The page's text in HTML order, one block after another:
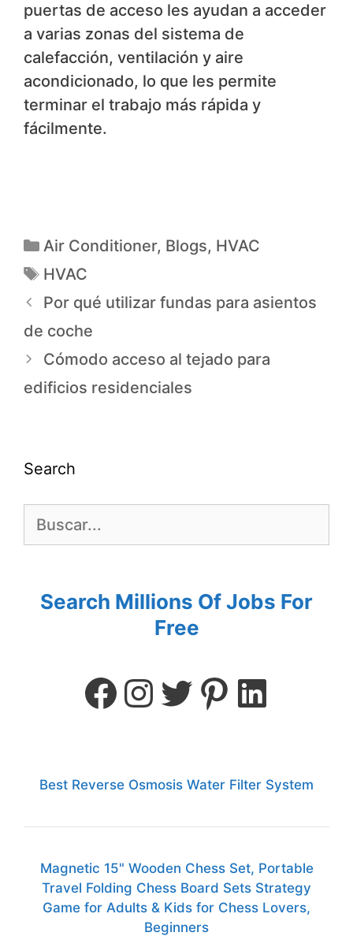
puertas de acceso les ayudan a acceder
a varias zonas del sistema de
calefacción, ventilación y aire
acondicionado, lo que les permite
terminar el trabajo más rápida y
fácilmente.
Air Conditioner, Blogs, HVAC
HVAC
Por qué utilizar fundas para asientos
de coche
Cómodo acceso al tejado para
edificios residenciales
Search
Search Millions Of Jobs For
Free
Best Reverse Osmosis Water Filter System
Magnetic 15" Wooden Chess Set, Portable
Travel Folding Chess Board Sets Strategy
Game for Adults & Kids for Chess Lovers,
Beginners